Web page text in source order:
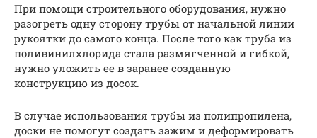
При помощи строительного оборудования, нужно
разогреть одну сторону трубы от начальной линии
рукоятки до самого конца. После того как труба из
поливинилхлорида стала размягченной и гибкой,
нужно уложить ее в заранее созданную
конструкцию из досок.
В случае использования трубы из полипропилена,
доски не помогут создать зажим и деформировать